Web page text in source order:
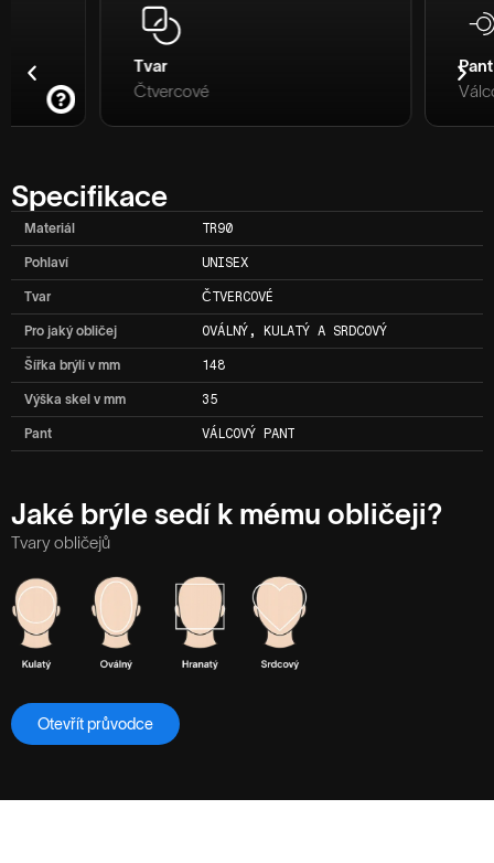
Čtvercové
Válcový pant
Specifikace
Materiál TR90
Pohlaví UNISEX
Tvar ČTVERCOVÉ
Pro jaký obličej OVÁLNÝ, KULATÝ A SRDCOVÝ
Šířka brýlí v mm 148
Výška skel v mm 35
Pant VÁLCOVÝ PANT
Jaké brýle sedí k mému obličeji?
Tvary obličejů
Otevřít průvodce